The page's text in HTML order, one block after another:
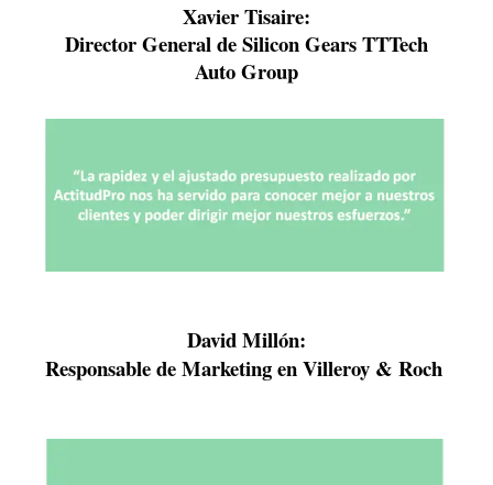
Xavier Tisaire:
Director General de Silicon Gears TTTech
Auto Group
David Millón:
Responsable de Marketing en Villeroy & Roch